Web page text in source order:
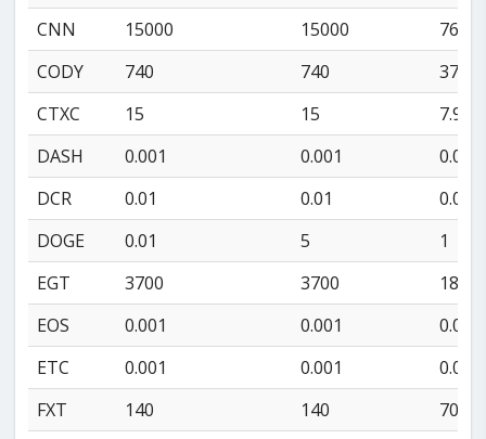
CNN
15000 15000
7600
CODY
740 740
370
CTXC
15 15
7.9
DASH
0.001 0.001
0.001
DCR
0.01 0.01
0.01
DOGE
0.01 5
1
EGT
3700 3700
1800
EOS
0.001 0.001
0.01
ETC
0.001 0.001
0.01
FXT
140 140
70